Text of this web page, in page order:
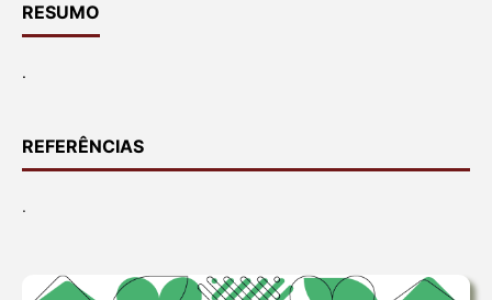
RESUMO
.
REFERÊNCIAS
.